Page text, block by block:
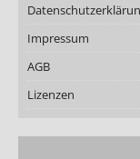
Impressum
AGB
Lizenzen